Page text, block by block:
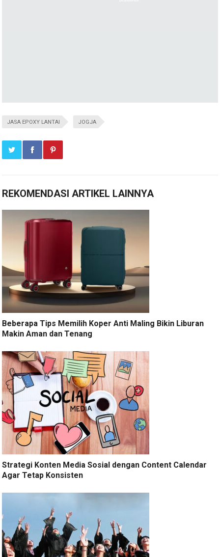
JASA EPOXY LANTAI JOGJA
REKOMENDASI ARTIKEL LAINNYA
Beberapa Tips Memilih Koper Anti Maling Bikin Liburan
Makin Aman dan Tenang
Strategi Konten Media Sosial dengan Content Calendar
Agar Tetap Konsisten